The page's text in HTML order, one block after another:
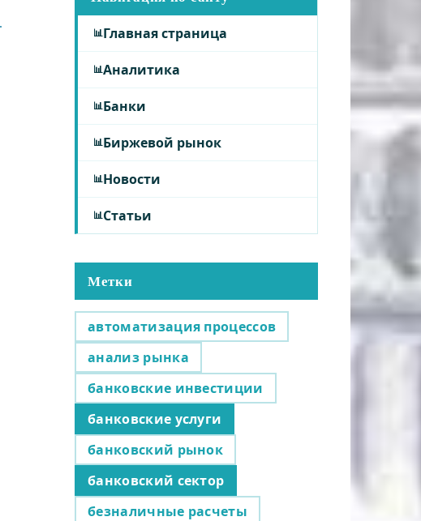
Главная страница
Аналитика
Банки
Биржевой рынок
Новости
Статьи
Метки
автоматизация процессов
анализ рынка
банковские инвестиции
банковские услуги
банковский рынок
банковский сектор
безналичные расчеты